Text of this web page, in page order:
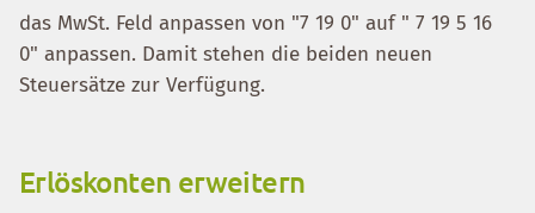
das MwSt. Feld anpassen von "7 19 0" auf " 7 19 5 16
0" anpassen. Damit stehen die beiden neuen
Steuersätze zur Verfügung.
Erlöskonten erweitern